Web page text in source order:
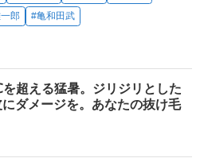
郎 #亀和田武
超える猛暑。ジリジリとした
ダメージを。あなたの抜け毛